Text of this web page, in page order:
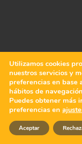
Utilizamos cookies
nuestros servicios y
preferencias en
hábitos de
Puedes obtener más
preferencias en
Aceptar